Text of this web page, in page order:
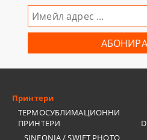
Принтери
ТЕРМОСУБЛИМАЦИОННИ
ПРИНТЕРИ
SINFONIA / SWIFT PHOTO